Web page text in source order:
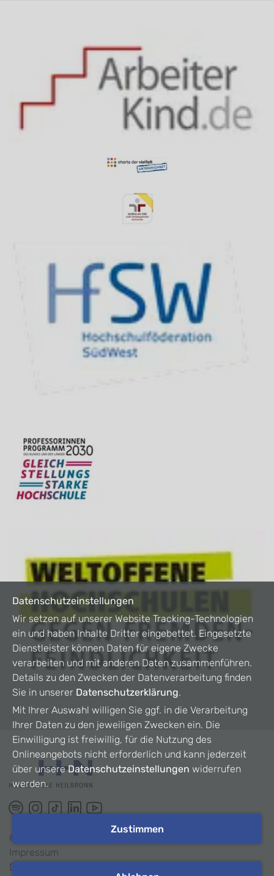
©
Impressum
Datenschutz
Datenschutzeinstellungen
Wir setzen auf unserer Website Tracking-Technologien
ein und haben Inhalte Dritter eingebettet. Eingesetzte
Dienstleister können Daten für eigene Zwecke
verarbeiten und mit anderen Daten zusammenführen.
Details zu den Zwecken der Datenverarbeitung finden
Sie in unserer Datenschutzerklärung.
Mit Ihrer Auswahl willigen Sie ggf. in die Verarbeitung
Ihrer Daten zu den jeweiligen Zwecken ein. Die
Einwilligung ist freiwillig, für die Nutzung des
Onlineangebots nicht erforderlich und kann jederzeit
über unsereDatenschutzeinstellungen widerrufen
werden.
Zustimmen